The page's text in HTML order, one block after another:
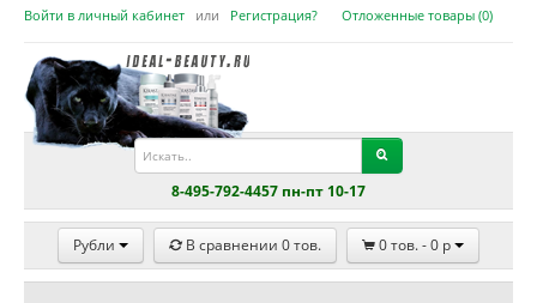
Войти в личный кабинет или Регистрация? Отложенные товары (0)
8-495-792-4457 пн-пт 10-17
Рубли В сравнении 0тов. 0тов. -0 p